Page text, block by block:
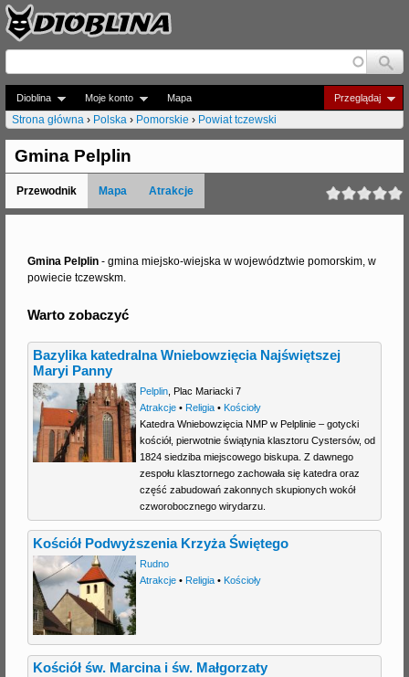
Jump to navigation
Dioblina Moje konto Przeglądaj
Mapa
J
e
s
Strona główna › Polska › Pomorskie › Powiat tczewski
Gmina Pelplin
Przewodnik Mapa Atrakcje
Gmina Pelplin - gmina miejsko-wiejska w województwie pomorskim, w
powiecie tczewskm.
Warto zobaczyć
Bazylika katedralna Wniebowzięcia Najświętszej
Maryi Panny
Pelplin, Plac Mariacki 7
Atrakcje• Religia• Kościoły
Katedra Wniebowzięcia NMP w Pelplinie – gotycki
kościół, pierwotnie świątynia klasztoru Cystersów, od
1824 siedziba miejscowego biskupa. Z dawnego
zespołu klasztornego zachowała się katedra oraz
część zabudowań zakonnych skupionych wokół
czworobocznego wirydarzu.
Kościół Podwyższenia Krzyża Świętego
Rudno
Atrakcje• Religia• Kościoły
Kościół św. Marcina i św. Małgorzaty